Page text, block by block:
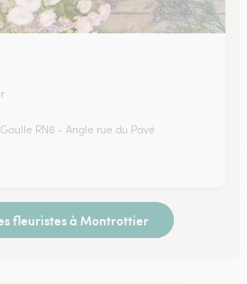
RN6 - Angle rue du Pavé
fleuristes à Montrottier